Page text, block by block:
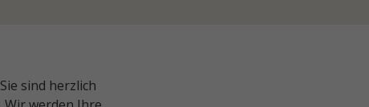
sind herzlich